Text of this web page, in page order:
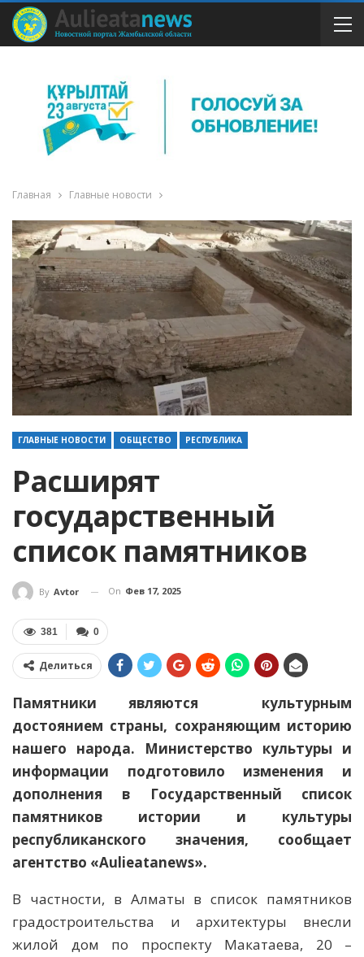
Главная Главные новости
ГЛАВНЫЕ НОВОСТИ ОБЩЕСТВО РЕСПУБЛИКА
Расширят
государственный
список памятников
By Avtor On Фев 17, 2025
0
381
Делиться
Памятники являются культурным
достоянием страны, сохраняющим историю
нашего народа. Министерство культуры и
информации подготовило изменения и
дополнения в Государственный список
памятников истории и культуры
республиканского значения, сообщает
агентство «Aulieаtanews».
В частности, в Алматы в список памятников
градостроительства и архитектуры внесли
жилой дом по проспекту Макатаева, 20 –